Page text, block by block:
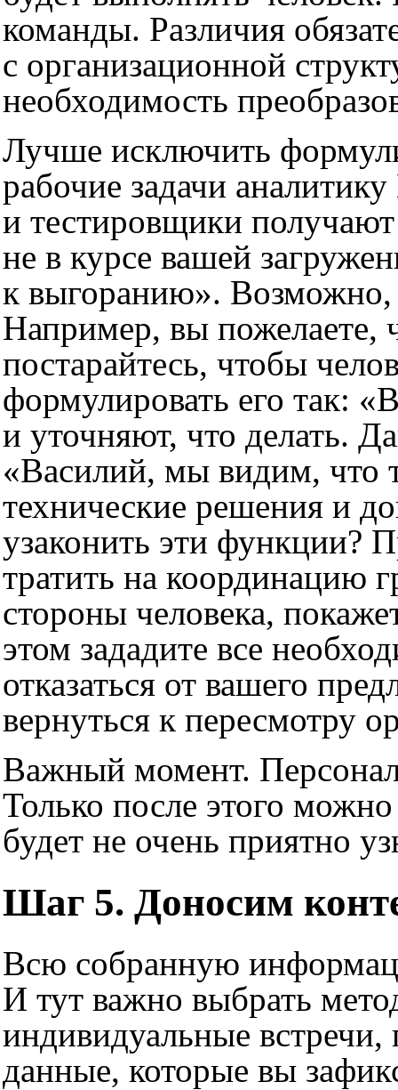
команды. Различия
с организационной
необходимость
Лучше исключить
рабочие задачи
и тестировщики
не в курсе вашей
к выгоранию». Возможно,
Например, вы пожелаете,
постарайтесь, чтобы
формулировать его так:
и уточняют, что делать.
«Василий, мы видим, что
технические решения и
узаконить эти функции?
тратить на координацию
стороны человека,
этом зададите все
отказаться от вашего
вернуться к пересмотру
Важный момент.
Только после этого
будет не очень приятно
Шаг 5. Доносим
Всю собранную
И тут важно выбрать
индивидуальные
данные, которые вы